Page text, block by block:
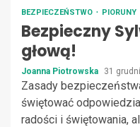
BEZPIECZEŃSTWO PIORUNY
Bezpieczny
głową!
Joanna Piotrowska 31
Zasady
świętować
radości i świętowania,